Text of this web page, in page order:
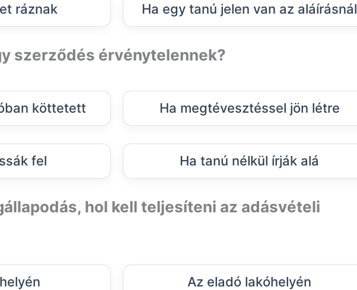
ráznak Ha egy tanú jelen van az aláírásnál
szerződés érvénytelennek?
köttetett Ha megtévesztéssel jön létre
fel Ha tanú nélkül írják alá
hol kell teljesíteni az adásvételi
Az eladó lakóhelyén